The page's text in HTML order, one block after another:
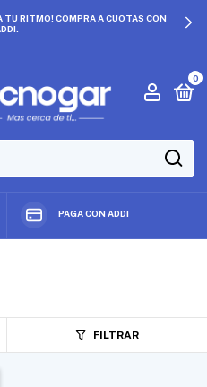
TU RITMO! COMPRA A CUOTAS CON
0
PAGA CON ADDI
FILTRAR